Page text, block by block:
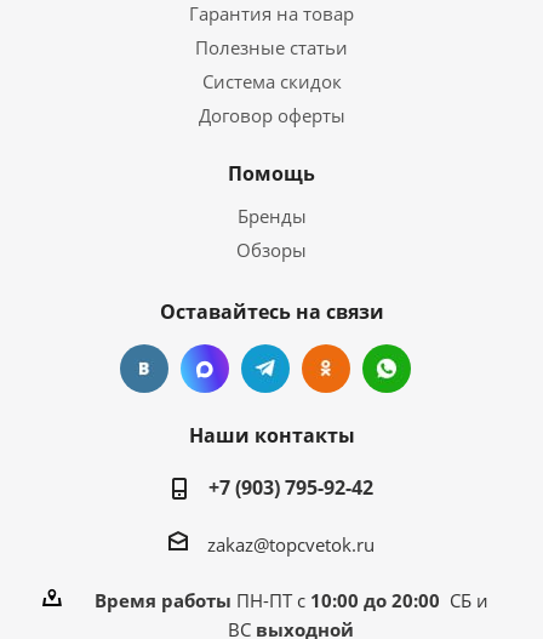
Гарантия на товар
Полезные статьи
Система скидок
Договор оферты
Помощь
Бренды
Обзоры
Оставайтесь на связи
Наши контакты
+7 (903) 795-92-42
zakaz@topcvetok.ru
Время работы ПН-ПТ с 10:00 до 20:00 СБ и
ВС выходной